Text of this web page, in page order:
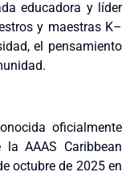
educadora y líder
y maestras K–
el pensamiento
oficialmente
AAAS Caribbean
octubre de 2025 en